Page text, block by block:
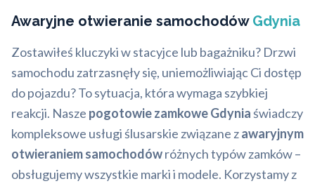
Awaryjne otwieranie samochodów Gdynia
Zostawiłeś kluczyki w stacyjce lub bagażniku? Drzwi
samochodu zatrzasnęły się, uniemożliwiając Ci dostęp
do pojazdu? To sytuacja, która wymaga szybkiej
reakcji. Nasze pogotowie zamkowe Gdyniaświadczy
kompleksowe usługi ślusarskie związane zawaryjnym
otwieraniem samochodówróżnych typów zamków –
obsługujemy wszystkie marki i modele. Korzystamy z